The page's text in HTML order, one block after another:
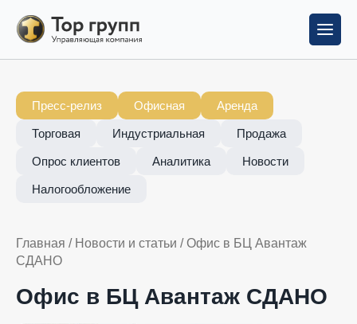
Пресс-релиз Офисная Аренда
Торговая Индустриальная Продажа
Опрос клиентов Аналитика Новости
Налогообложение
Главная / Новости и статьи /Офис в БЦ Авантаж
СДАНО
Офис в БЦ Авантаж СДАНО